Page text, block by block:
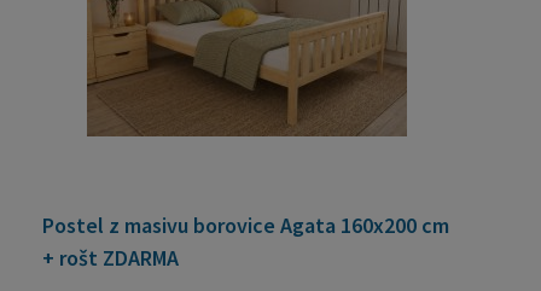
Postel z masivu borovice Agata 160x200 cm
+ rošt ZDARMA